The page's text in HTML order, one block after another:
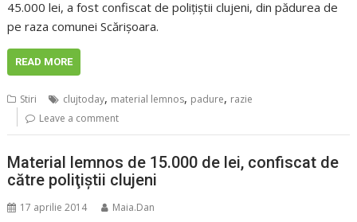
45.000 lei, a fost confiscat de poliţiştii clujeni, din pădurea de
pe raza comunei Scărişoara.
READ MORE
Stiri clujtoday, material lemnos, padure, razie
Leave a comment
Material lemnos de 15.000 de lei, confiscat de
către poliţiştii clujeni
17 aprilie 2014 Maia.Dan